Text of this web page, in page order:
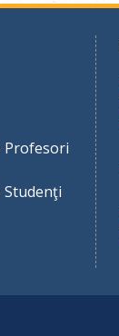
Profesori
Studenţi